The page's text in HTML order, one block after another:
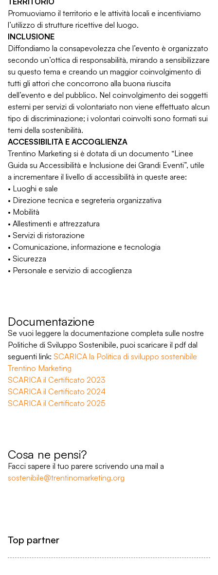
Promuoviamo il territorio e le attività locali e incentiviamo
l’utilizzo di strutture ricettive del luogo.
INCLUSIONE
Diffondiamo la consapevolezza che l’evento è organizzato
secondo un’ottica di responsabilità, mirando a sensibilizzare
su questo tema e creando un maggior coinvolgimento di
tutti gli attori che concorrono alla buona riuscita
dell’evento e del pubblico. Nel coinvolgimento dei soggetti
esterni per servizi di volontariato non viene effettuato alcun
tipo di discriminazione; i volontari coinvolti sono formati sui
temi della sostenibilità.
ACCESSIBILITÀ E ACCOGLIENZA
Trentino Marketing si è dotata di un documento “Linee
Guida su Accessibilità e Inclusione dei Grandi Eventi”, utile
a incrementare il livello di accessibilità in queste aree:
• Luoghi e sale
• Direzione tecnica e segreteria organizzativa
• Mobilità
• Allestimenti e attrezzatura
• Servizi di ristorazione
• Comunicazione, informazione e tecnologia
• Sicurezza
• Personale e servizio di accoglienza
Documentazione
Se vuoi leggere la documentazione completa sulle nostre
Politiche di Sviluppo Sostenibile, puoi scaricare il pdf dal
seguenti link: SCARICA la Politica di sviluppo sostenibile
Trentino Marketing
SCARICA il Certificato 2023
SCARICA il Certificato 2024
SCARICA il Certificato 2025
Cosa ne pensi?
Facci sapere il tuo parere scrivendo una mail a
sostenibile@trentinomarketing.org
Top partner